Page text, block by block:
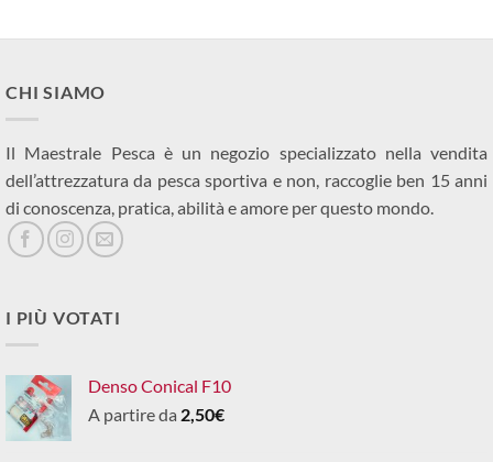
CHI SIAMO
Il Maestrale Pesca è un negozio specializzato nella vendita
dell’attrezzatura da pesca sportiva e non, raccoglie ben 15 anni
di conoscenza, pratica, abilità e amore per questo mondo.
I PIÙ VOTATI
Denso Conical F10
A partire da 2,50€